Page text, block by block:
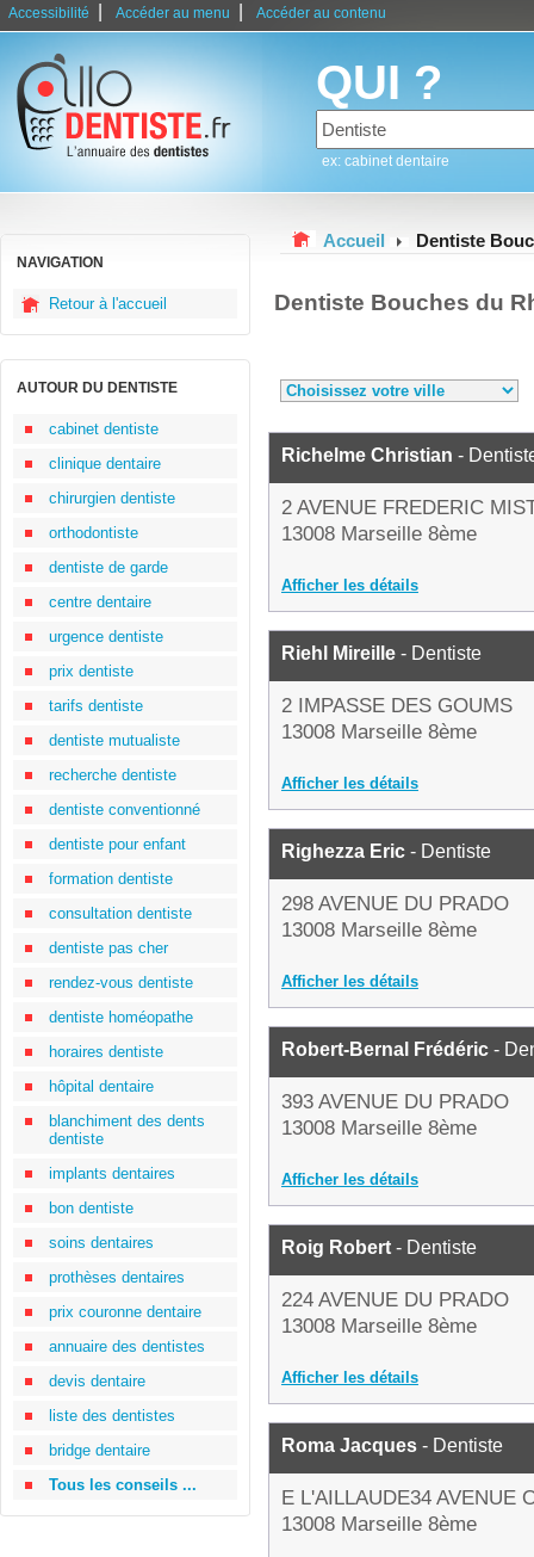
Accessibilité Accéder au menu Accéder au contenu
QUI ?
ex: cabinet dentaire
NAVIGATION
Retour à l'accueil
AUTOUR DU DENTISTE
cabinet dentiste
clinique dentaire
chirurgien dentiste
orthodontiste
dentiste de garde
centre dentaire
urgence dentiste
prix dentiste
tarifs dentiste
dentiste mutualiste
recherche dentiste
dentiste conventionné
dentiste pour enfant
formation dentiste
consultation dentiste
dentiste pas cher
rendez-vous dentiste
dentiste homéopathe
horaires dentiste
hôpital dentaire
blanchiment des dents
dentiste
implants dentaires
bon dentiste
soins dentaires
prothèses dentaires
prix couronne dentaire
annuaire des dentistes
devis dentaire
liste des dentistes
bridge dentaire
Tous les conseils ...
Accueil Dentiste
Dentiste Bouches du
Richelme Christian -
2 AVENUE FREDERIC
13008 Marseille 8ème
Afficher les détails
Riehl Mireille - Dentiste
2 IMPASSE DES GOUMS
13008 Marseille 8ème
Afficher les détails
Righezza Eric - Dentiste
298 AVENUE DU PRADO
13008 Marseille 8ème
Afficher les détails
Robert-Bernal Frédéric -
393 AVENUE DU PRADO
13008 Marseille 8ème
Afficher les détails
Roig Robert - Dentiste
224 AVENUE DU PRADO
13008 Marseille 8ème
Afficher les détails
Roma Jacques - Dentiste
E L'AILLAUDE34 AVENUE
13008 Marseille 8ème